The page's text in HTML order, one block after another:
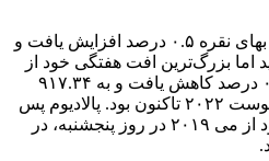
در بازار سایر فلزات ارزشمند، بهای نقره ۰.۵ درصد افزایش یافت و
رسید اما بزرگ‌ترین افت هفتگی خود از
اکتبر ۲۰۲۲ را داشت. پلاتین ۰.۶ درصد کاهش یافت و به ۹۱۷.۳۴
دلار رسید که بدترین هفته از اگوست ۲۰۲۲ تاکنون بود. پالادیوم پس
از رسیدن به کمترین میزان خود از می ۲۰۱۹ در روز پنجشنبه، در